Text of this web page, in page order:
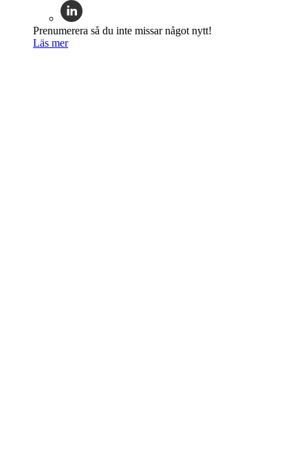
Prenumerera så du inte missar något nytt!
Läs mer